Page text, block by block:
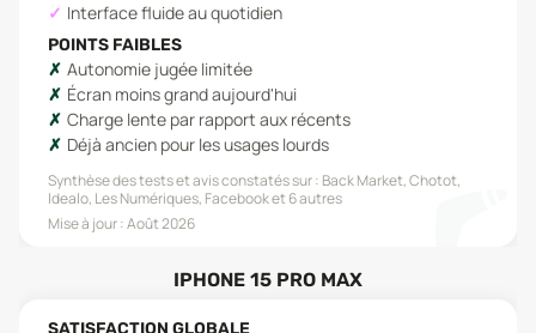
Interface fluide au quotidien
POINTS FAIBLES
Autonomie jugée limitée
Écran moins grand aujourd'hui
Charge lente par rapport aux récents
Déjà ancien pour les usages lourds
Synthèse des tests et avis constatés sur : Back Market, Chotot,
Idealo, Les Numériques, Facebooket 6 autres
Mise à jour :Août 2026
IPHONE 15 PRO MAX
SATISFACTION GLOBALE